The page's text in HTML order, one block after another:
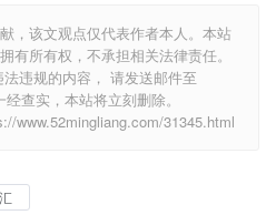
，该文观点仅代表作者本人。本站
有所有权，不承担相关法律责任。
违规的内容， 请发送邮件至
查实，本站将立刻删除。
www.52mingliang.com/31345.html